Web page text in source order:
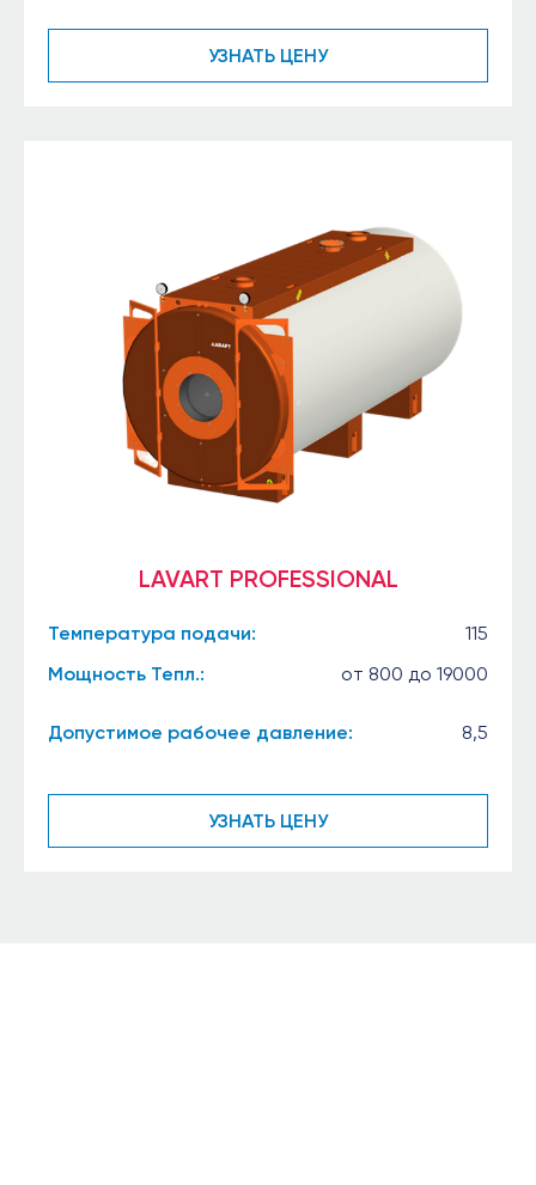
УЗНАТЬ ЦЕНУ
LAVART PROFESSIONAL
Температура подачи:
115
Мощность Тепл.:
от 800 до 19000
Допустимое рабочее давление: 8,5
УЗНАТЬ ЦЕНУ